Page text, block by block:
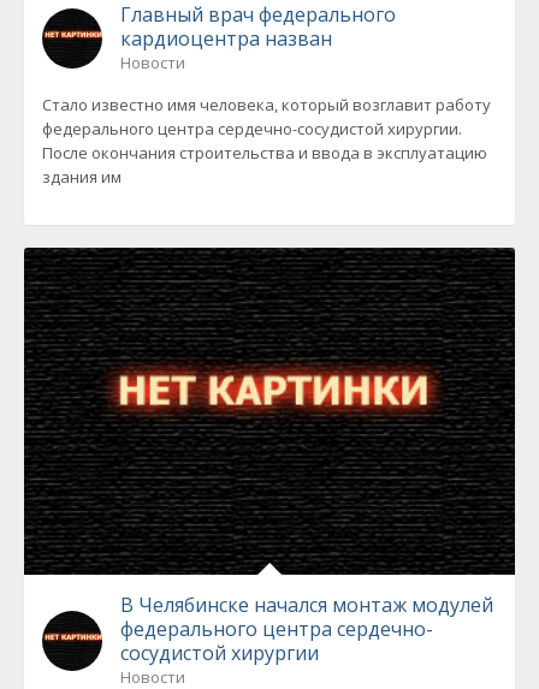
Главный врач федерального
кардиоцентра назван
Новости
Стало известно имя человека, который возглавит работу
федерального центра сердечно-сосудистой хирургии.
После окончания строительства и ввода в эксплуатацию
здания им
В Челябинске начался монтаж модулей
федерального центра сердечно-
сосудистой хирургии
Новости